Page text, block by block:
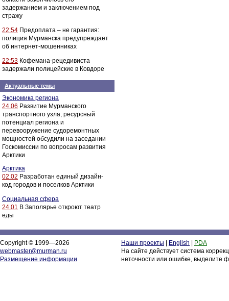
задержанием и заключением под
стражу
22:54 Предоплата – не гарантия:
полиция Мурманска предупреждает
об интернет-мошенниках
22:53 Кофемана-рецедивиста
задержали полицейские в Ковдоре
Актуальные темы
Экономика региона
24.06 Развитие Мурманского
транспортного узла, ресурсный
потенциал региона и
перевооружение судоремонтных
мощностей обсудили на заседании
Госкомиссии по вопросам развития
Арктики
Арктика
02.02 Разработан единый дизайн-
код городов и поселков Арктики
Социальная сфера
24.01 В Заполярье откроют театр
еды
Copyright © 1999—2026
webmaster@murman.ru
Размещение информации
Наши проекты English
PDA
На сайте действует система
неточности или ошибке, выделите